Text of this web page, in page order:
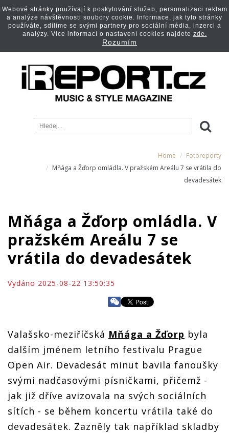
Home
Fotoreporty
Mňága a Žďorp omládla. V pražském Areálu 7 se vrátila do
devadesátek
Mňága a Žďorp omládla. V
pražském Areálu 7 se
vrátila do devadesátek
Vydáno 2025-08-22 13:50:35
Valašsko-meziříčská Mňága a Žďorp byla
dalším jménem letního festivalu Prague
Open Air. Devadesát minut bavila fanoušky
svými nadčasovými písničkami, přičemž -
jak již dříve avizovala na svých sociálních
sítích - se během koncertu vrátila také do
devadesátek. Zazněly tak například skladby
Webové stránky používají k poskytování služeb, personalizaci reklam
a analýze návštěvnosti soubory cookie. Informace, jak tyto stránky
používáte, sdílíme se svými partnery pro sociální média, inzerci a
analýzy. Více informací o nastavení cookies najdete zde.
Rozumím